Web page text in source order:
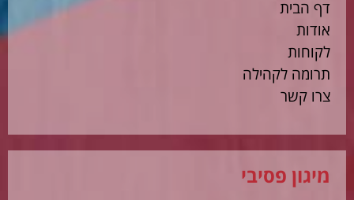
דף הבית
אודות
לקוחות
תרומה לקהילה
צרו קשר
מיגון פסיבי